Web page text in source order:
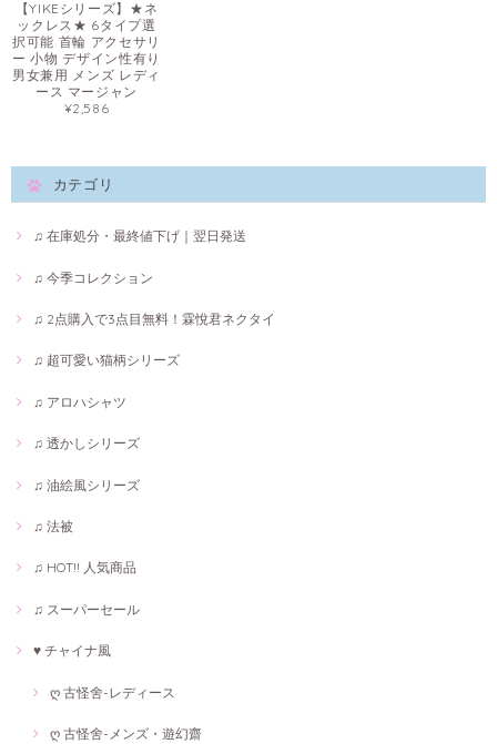
【YIKEシリーズ】★ネ
ックレス★ 6タイプ選
択可能 首輪 アクセサリ
ー 小物 デザイン性有り
男女兼用 メンズ レディ
ース マージャン
¥2,586
カテゴリ
♫ 在庫処分・最終値下げ｜翌日発送
♫ 今季コレクション
♫ 2点購入で3点目無料！霖悅君ネクタイ
♫ 超可愛い猫柄シリーズ
♫ アロハシャツ
♫ 透かしシリーズ
♫ 油絵風シリーズ
♫ 法被
♫ HOT!! 人気商品
♫ スーパーセール
♥ チャイナ風
ღ 古怪舍-レディース
ღ 古怪舍-メンズ・遊幻齋